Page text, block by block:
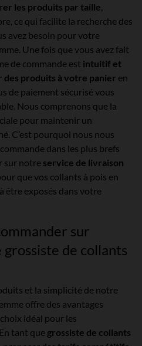
les produits par taille,
ce qui facilite la recherche des
avez besoin pour votre
Une fois que vous avez fait
de commande est intuitif et
des produits à votre panier en
de paiement sécurisé vous
Nous comprenons que la
pour maintenir un
C’est pourquoi nous nous
dans les plus brefs
sur notre service de livraison
que vos collants à pois en
être exposés dans votre
sur
de collants
et la simplicité de notre
offre des avantages
idéal pour les
tant que grossiste de collants